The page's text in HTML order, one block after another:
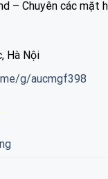
– Chuyên các mặt
Hà Nội
g/aucmgf398